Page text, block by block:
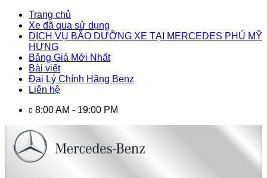
Trang chủ
Xe đã qua sử dụng
DỊCH VỤ BÃO DƯỠNG XE TẠI MERCEDES PHÚ MỸ
HƯNG
Bảng Giá Mới Nhất
Bài viết
Đại Lý Chính Hãng Benz
Liên hệ
8:00 AM - 19:00 PM